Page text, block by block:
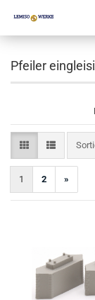
Pfeiler
1 2 »